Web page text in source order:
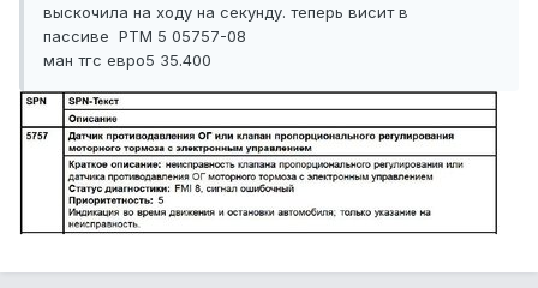
выскочила на ходу на секунду. теперь висит в
пассиве PTM 5 05757-08
ман тгс евро5 35.400